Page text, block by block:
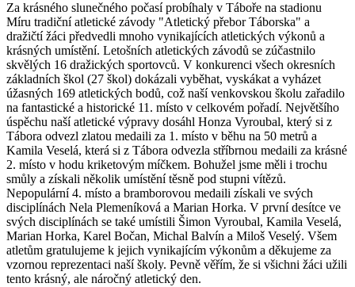
Za krásného slunečného počasí probíhaly v Táboře na stadionu
Míru tradiční atletické závody "Atletický přebor Táborska" a
dražičtí žáci předvedli mnoho vynikajících atletických výkonů a
krásných umístění. Letošních atletických závodů se zúčastnilo
skvělých 16 dražických sportovců. V konkurenci všech okresních
základních škol (27 škol) dokázali vyběhat, vyskákat a vyházet
úžasných 169 atletických bodů, což naší venkovskou školu zařadilo
na fantastické a historické 11. místo v celkovém pořadí. Největšího
úspěchu naší atletické výpravy dosáhl Honza Vyroubal, který si z
Tábora odvezl zlatou medaili za 1. místo v běhu na 50 metrů a
Kamila Veselá, která si z Tábora odvezla stříbrnou medaili za krásné
2. místo v hodu kriketovým míčkem. Bohužel jsme měli i trochu
smůly a získali několik umístění těsně pod stupni vítězů.
Nepopulární 4. místo a bramborovou medaili získali ve svých
disciplínách Nela Plemeníková a Marian Horka. V první desítce ve
svých disciplínách se také umístili Šimon Vyroubal, Kamila Veselá,
Marian Horka, Karel Bočan, Michal Balvín a Miloš Veselý. Všem
atletům gratulujeme k jejich vynikajícím výkonům a děkujeme za
vzornou reprezentaci naší školy. Pevně věřím, že si všichni žáci užili
tento krásný, ale náročný atletický den.